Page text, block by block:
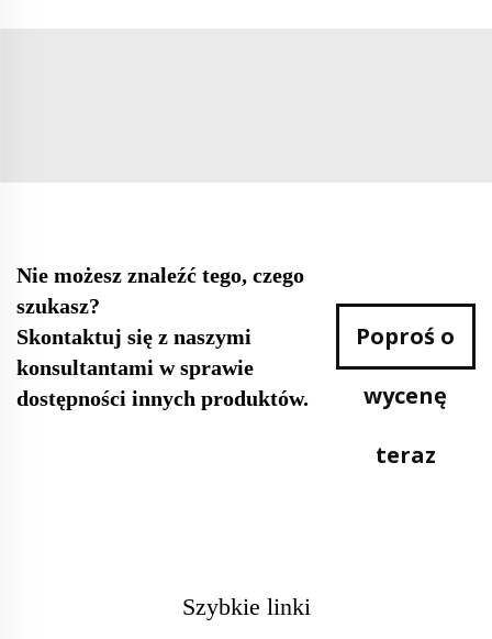
Nie możesz znaleźć tego, czego
szukasz?
Skontaktuj się z naszymi
konsultantami w sprawie
dostępności innych produktów.
Poproś o
wycenę
teraz
Szybkie linki